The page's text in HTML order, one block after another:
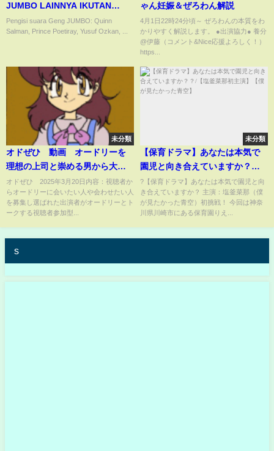
JUMBO LAINNYA IKUTAN
TREND INI?
Pengisi suara Geng JUMBO: Quinn
Salman, Prince Poetiray, Yusuf Ozkan, ...
ゃん妊娠＆ぜろわん解説
4月1日22時24分頃～ ぜろわんの本質をわ
かりやすく解説します。 ●出演協力● 養分
@伊藤（コメント&Nice応援よろしく！）
https...
未分類
オドぜひ 動画 オードリーを
理想の上司と崇める男から大事
な報告 3月20日
オドぜひ 2025年3月20日内容：視聴者か
らオードリーに会いたい人や会わせたい人
を募集し選ばれた出演者がオードリーとト
ークする視聴者参加型...
未分類
【保育ドラマ】あなたは本気で
園児と向き合えていますか？？/
【塩釜菜那初主演】【僕が見た
かった青空】
?【保育ドラマ】あなたは本気で園児と向
き合えていますか？ 主演：塩釜菜那（僕
が見たかった青空）初挑戦！ 今回は神奈
川県川崎市にある保育園りえ...
s